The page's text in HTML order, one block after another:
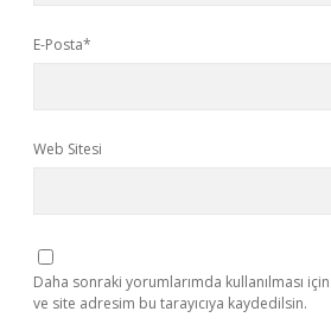
E-Posta*
Web Sitesi
Daha sonraki yorumlarımda kullanılması
ve site adresim bu tarayıcıya kaydedilsin.